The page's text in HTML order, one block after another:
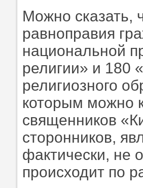
Можно сказать,
равноправия
национальной
религии» и 180
религиозного
которым можно
священников
сторонников,
фактически, не
происходит по